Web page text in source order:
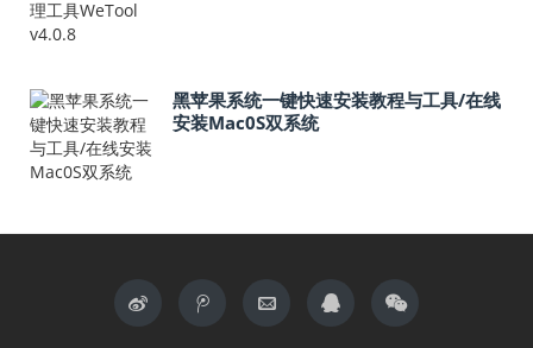
黑苹果系统一键快速安装教程与工具/在线
安装Mac0S双系统